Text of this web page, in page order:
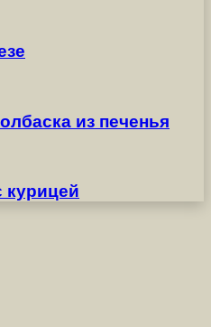
из печенья
курицей